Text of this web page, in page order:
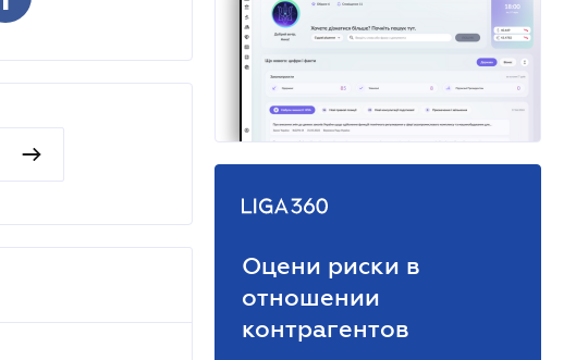
Оцени риски в
отношении
контрагентов